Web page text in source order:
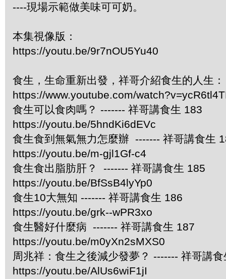
----現場示範做美味可可奶。
本集視像版：
https://youtu.be/9r7nOU5Yu40
食生，生命重新出發，祥哥介紹食生的人生：
https://www.youtube.com/
食生可以食肉嗎？ ------- 祥哥講食生 183
https://youtu.be/5hndKi6dEVc
食生食到無氣無力怎麼辦 ------- 祥哥講食生
https://youtu.be/m-gjl1Gf-c4
食生食出脂肪肝？ ------- 祥哥講食生 185
https://youtu.be/BfSsB4lyYp0
食生10大無知 ------- 祥哥講食生 186
https://youtu.be/grk--wPR3xo
食生醫好什麼病 ------- 祥哥講食生 187
https://youtu.be/m0yXn2sMXS0
周兆祥：食生之後減少發夢？ ------- 祥哥講
https://youtu.be/AlUs6wiF1jI